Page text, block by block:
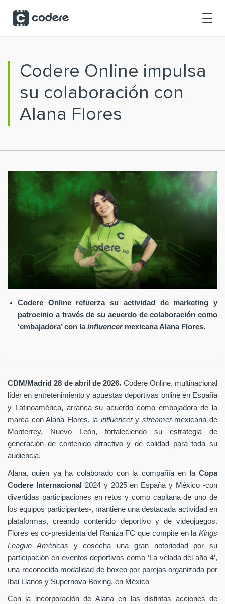
Codere Online impulsa
su colaboración con
Alana Flores
Codere Online refuerza su actividad de marketing y
patrocinio a través de su acuerdo de colaboración como
‘embajadora’ con lainfluencermexicana Alana Flores.
CDM/Madrid 28 de abril de 2026. Codere Online, multinacional
líder en entretenimiento y apuestas deportivas online en España
y Latinoamérica, arranca su acuerdo como embajadora de la
marca con Alana Flores, la influencery streamer mexicana de
Monterrey, Nuevo León, fortaleciendo su estrategia de
generación de contenido atractivo y de calidad para toda su
audiencia.
Alana, quien ya ha colaborado con la compañía en la Copa
Codere Internacional 2024 y 2025 en España y México -con
divertidas participaciones en retos y como capitana de uno de
los equipos participantes-, mantiene una destacada actividad en
plataformas, creando contenido deportivo y de videojuegos.
Flores es co-presidenta del Raniza FC que compite en la Kings
League Américas y cosecha una gran notoriedad por su
participación en eventos deportivos como ‘La velada del año 4’,
una reconocida modalidad de boxeo por parejas organizada por
Ibai Llanos y Supernova Boxing, en México
Con la incorporación de Alana en las distintas acciones de